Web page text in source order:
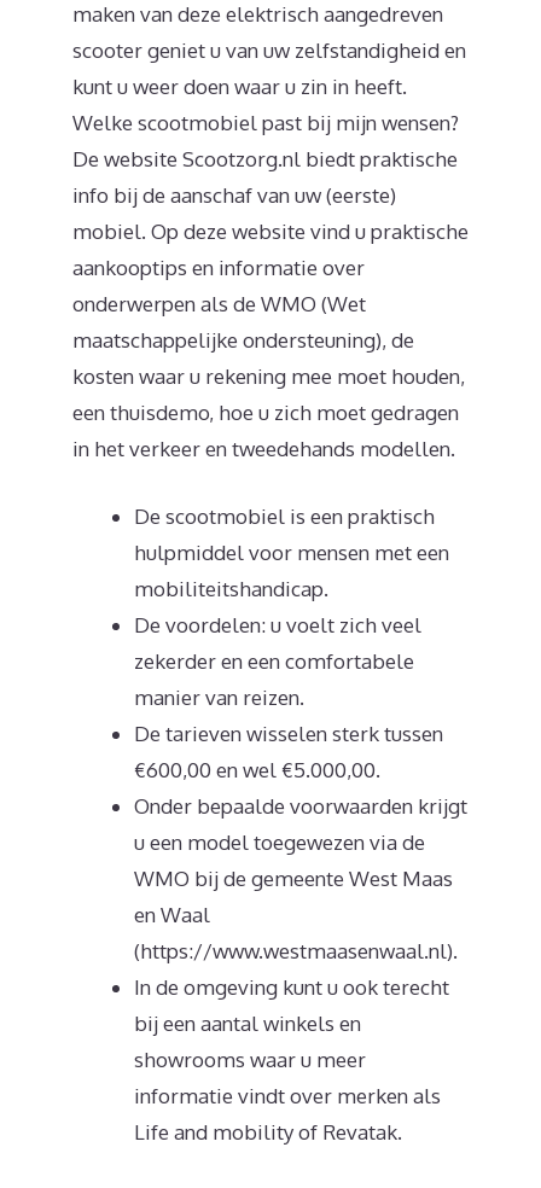
maken van deze elektrisch aangedreven
scooter geniet u van uw zelfstandigheid en
kunt u weer doen waar u zin in heeft.
Welke scootmobiel past bij mijn wensen?
De website Scootzorg.nl biedt praktische
info bij de aanschaf van uw (eerste)
mobiel. Op deze website vind u praktische
aankooptips en informatie over
onderwerpen als de WMO (Wet
maatschappelijke ondersteuning), de
kosten waar u rekening mee moet houden,
een thuisdemo, hoe u zich moet gedragen
in het verkeer en tweedehands modellen.
De scootmobiel is een praktisch
hulpmiddel voor mensen met een
mobiliteitshandicap.
De voordelen: u voelt zich veel
zekerder en een comfortabele
manier van reizen.
De tarieven wisselen sterk tussen
€600,00 en wel €5.000,00.
Onder bepaalde voorwaarden krijgt
u een model toegewezen via de
WMO bij de gemeente West Maas
en Waal
(https://www.westmaasenwaal.nl).
In de omgeving kunt u ook terecht
bij een aantal winkels en
showrooms waar u meer
informatie vindt over merken als
Life and mobility of Revatak.